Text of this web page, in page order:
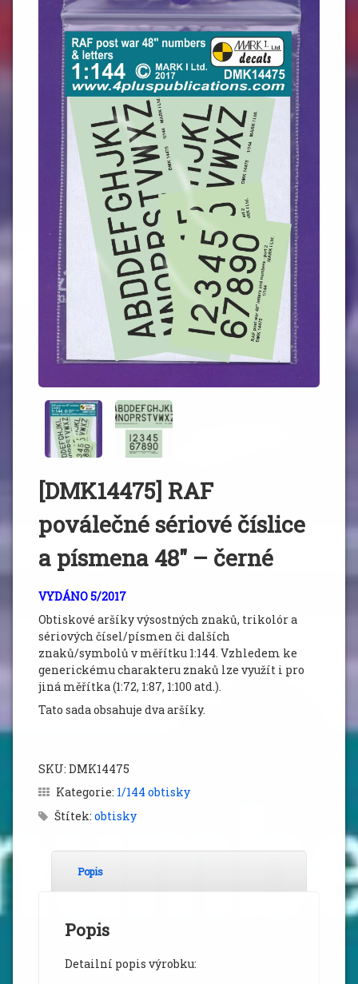
[DMK14475] RAF
poválečné sériové číslice
a písmena 48″ – černé
VYDÁNO 5/2017
Obtiskové aršíky výsostných znaků, trikolór a
sériových čísel/písmen či dalších
znaků/symbolů v měřítku 1:144. Vzhledem ke
generickému charakteru znaků lze využít i pro
jiná měřítka (1:72, 1:87, 1:100 atd.).
Tato sada obsahuje dva aršíky.
SKU: DMK14475
Kategorie: 1/144 obtisky
Štítek: obtisky
Popis
Popis
Detailní popis výrobku: